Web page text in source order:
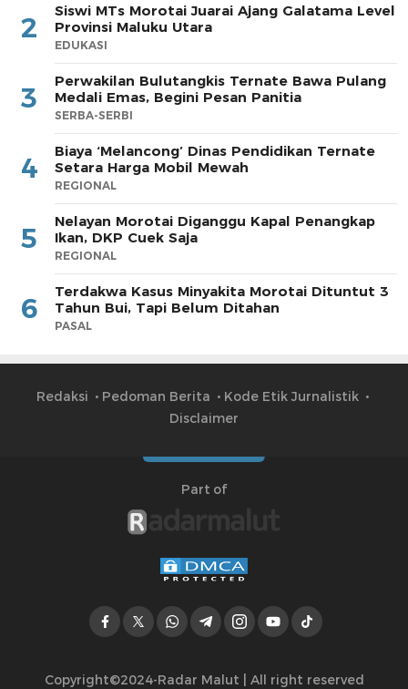
2
Siswi MTs Morotai Juarai Ajang Galatama Level
Provinsi Maluku Utara
EDUKASI
3
Perwakilan Bulutangkis Ternate Bawa Pulang
Medali Emas, Begini Pesan Panitia
SERBA-SERBI
4
Biaya ‘Melancong’ Dinas Pendidikan Ternate
Setara Harga Mobil Mewah
REGIONAL
5
Nelayan Morotai Diganggu Kapal Penangkap
Ikan, DKP Cuek Saja
REGIONAL
6
Terdakwa Kasus Minyakita Morotai Dituntut 3
Tahun Bui, Tapi Belum Ditahan
PASAL
Redaksi Pedoman Berita
Kode Etik Jurnalistik
Disclaimer
Part of
Copyright©2024-Radar Malut | All right reserved